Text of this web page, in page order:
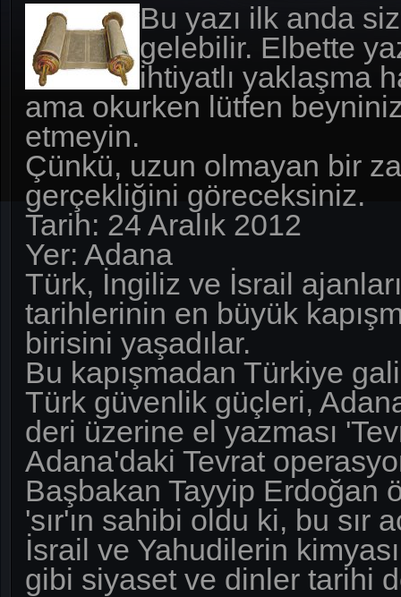
Bu yazı ilk anda
gelebilir. Elbette
ihtiyatlı yaklaşma
ama okurken lütfen
etmeyin.
Çünkü, uzun olmayan bir
gerçekliğini göreceksiniz.
Tarih: 24 Aralık 2012
Yer: Adana
Türk, İngiliz ve İsrail
tarihlerinin en büyük
birisini yaşadılar.
Bu kapışmadan Türkiye
Türk güvenlik güçleri,
deri üzerine el yazması
Adana'daki Tevrat
Başbakan Tayyip Erdoğan
'sır'ın sahibi oldu ki, bu sır
İsrail ve Yahudilerin
gibi siyaset ve dinler tarihi